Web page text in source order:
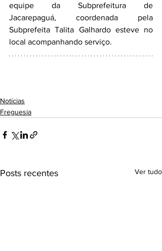
equipe da Subprefeitura de
Jacarepaguá, coordenada pela
Subprefeita Talita Galhardo esteve no
local acompanhando serviço.
Notícias
Freguesia
Posts recentes Ver tudo